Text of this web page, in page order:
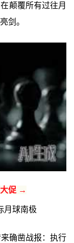
颠覆所有过往月
剑。
促 →
月球南极
确凿战报：执行